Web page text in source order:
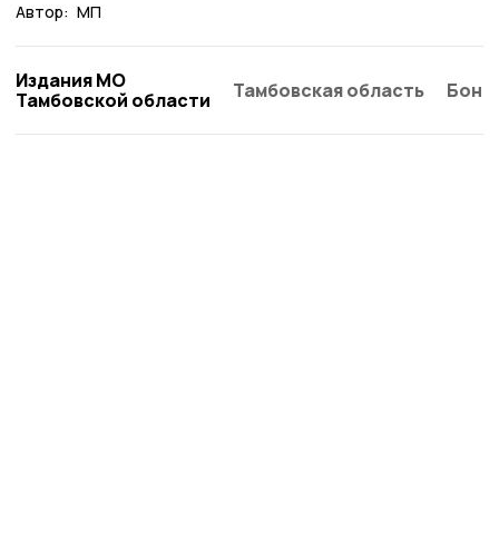
Автор: МП
Издания МО
Тамбовской области
Тамбовская область